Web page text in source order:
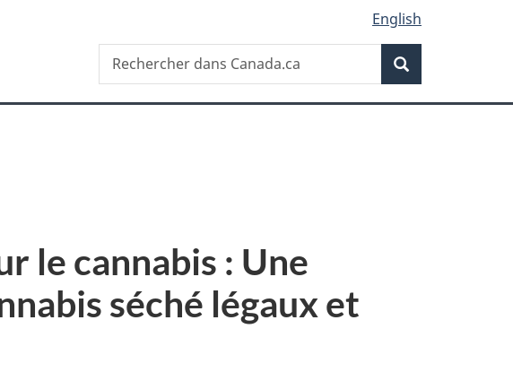
English
Recherche
Rechercher
dans
le cannabis : Une
séché légaux et